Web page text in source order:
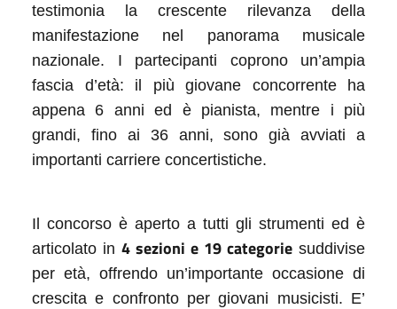
testimonia la crescente rilevanza della
manifestazione nel panorama musicale
nazionale. I partecipanti coprono un’ampia
fascia d’età: il più giovane concorrente ha
appena 6 anni ed è pianista, mentre i più
grandi, fino ai 36 anni, sono già avviati a
importanti carriere concertistiche.
Il concorso è aperto a tutti gli strumenti ed è
articolato in 4 sezioni e 19 categorie suddivise
per età, offrendo un’importante occasione di
crescita e confronto per giovani musicisti. E’